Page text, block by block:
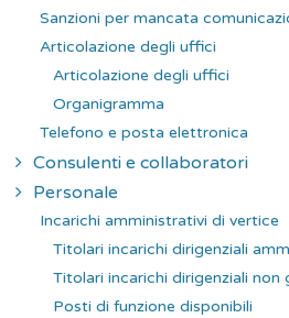
Sanzioni per mancata
Articolazione degli uffici
Articolazione degli uffici
Organigramma
Telefono e posta elettronica
Consulenti e collaboratori
Personale
Incarichi amministrativi di vertice
Titolari incarichi dirigenziali
Titolari incarichi dirigenziali non
Posti di funzione disponibili